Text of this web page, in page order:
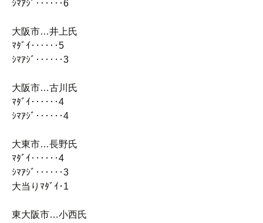
ｼﾏｱｼﾞ‥‥‥6
大阪市…井上氏
ﾏﾀﾞｲ‥‥‥5
ｼﾏｱｼﾞ‥‥‥3
大阪市…古川氏
ﾏﾀﾞｲ‥‥‥4
ｼﾏｱｼﾞ‥‥‥4
大東市…長野氏
ﾏﾀﾞｲ‥‥‥4
ｼﾏｱｼﾞ‥‥‥3
大当りﾏﾀﾞｲ･1
東大阪市…小西氏